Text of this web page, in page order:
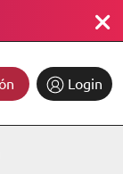
Login